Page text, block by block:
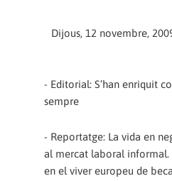
Dijous, 12 novembre,
- Editorial: S’han enriquit
sempre
- Reportatge: La vida en
al mercat laboral informal.
en el viver europeu de